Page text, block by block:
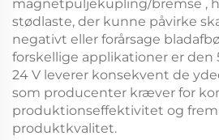
magnetpuljekupling/bremse ,
stødlaste, der kunne påvirke
negativt eller forårsage
forskellige applikationer er den
24 V leverer konsekvent de
som producenter kræver for
produktionseffektivitet og
produktkvalitet.